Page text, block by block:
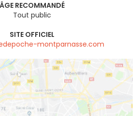
ÂGE RECOMMANDÉ
Tout public
SITE OFFICIEL
montparnasse.com